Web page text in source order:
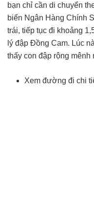
bạn chỉ cần di chuyển
biển Ngân Hàng Chính
trái, tiếp tục đi khoảng
lý đập Đồng Cam. Lúc
thấy con đập rộng
Xem đường đi chi